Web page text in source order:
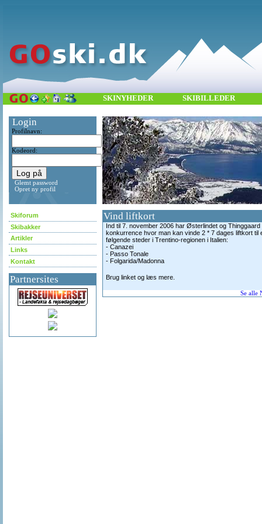
SKINYHEDER SKIBILLEDER
Login
Profilnavn:
Kodeord:
Glemt password
Opret ny profil
Skiforum
Skibakker
Artikler
Links
Kontakt
Partnersites
Vind liftkort
Ind til 7. november 2006 har Østerlindet og Thinggaard
konkurrence hvor man kan vinde 2 * 7 dages liftkort til
følgende steder i Trentino-regionen i Italien:
- Canazei
- Passo Tonale
- Folgarida/Madonna
Brug linket og læs mere.
Se alle